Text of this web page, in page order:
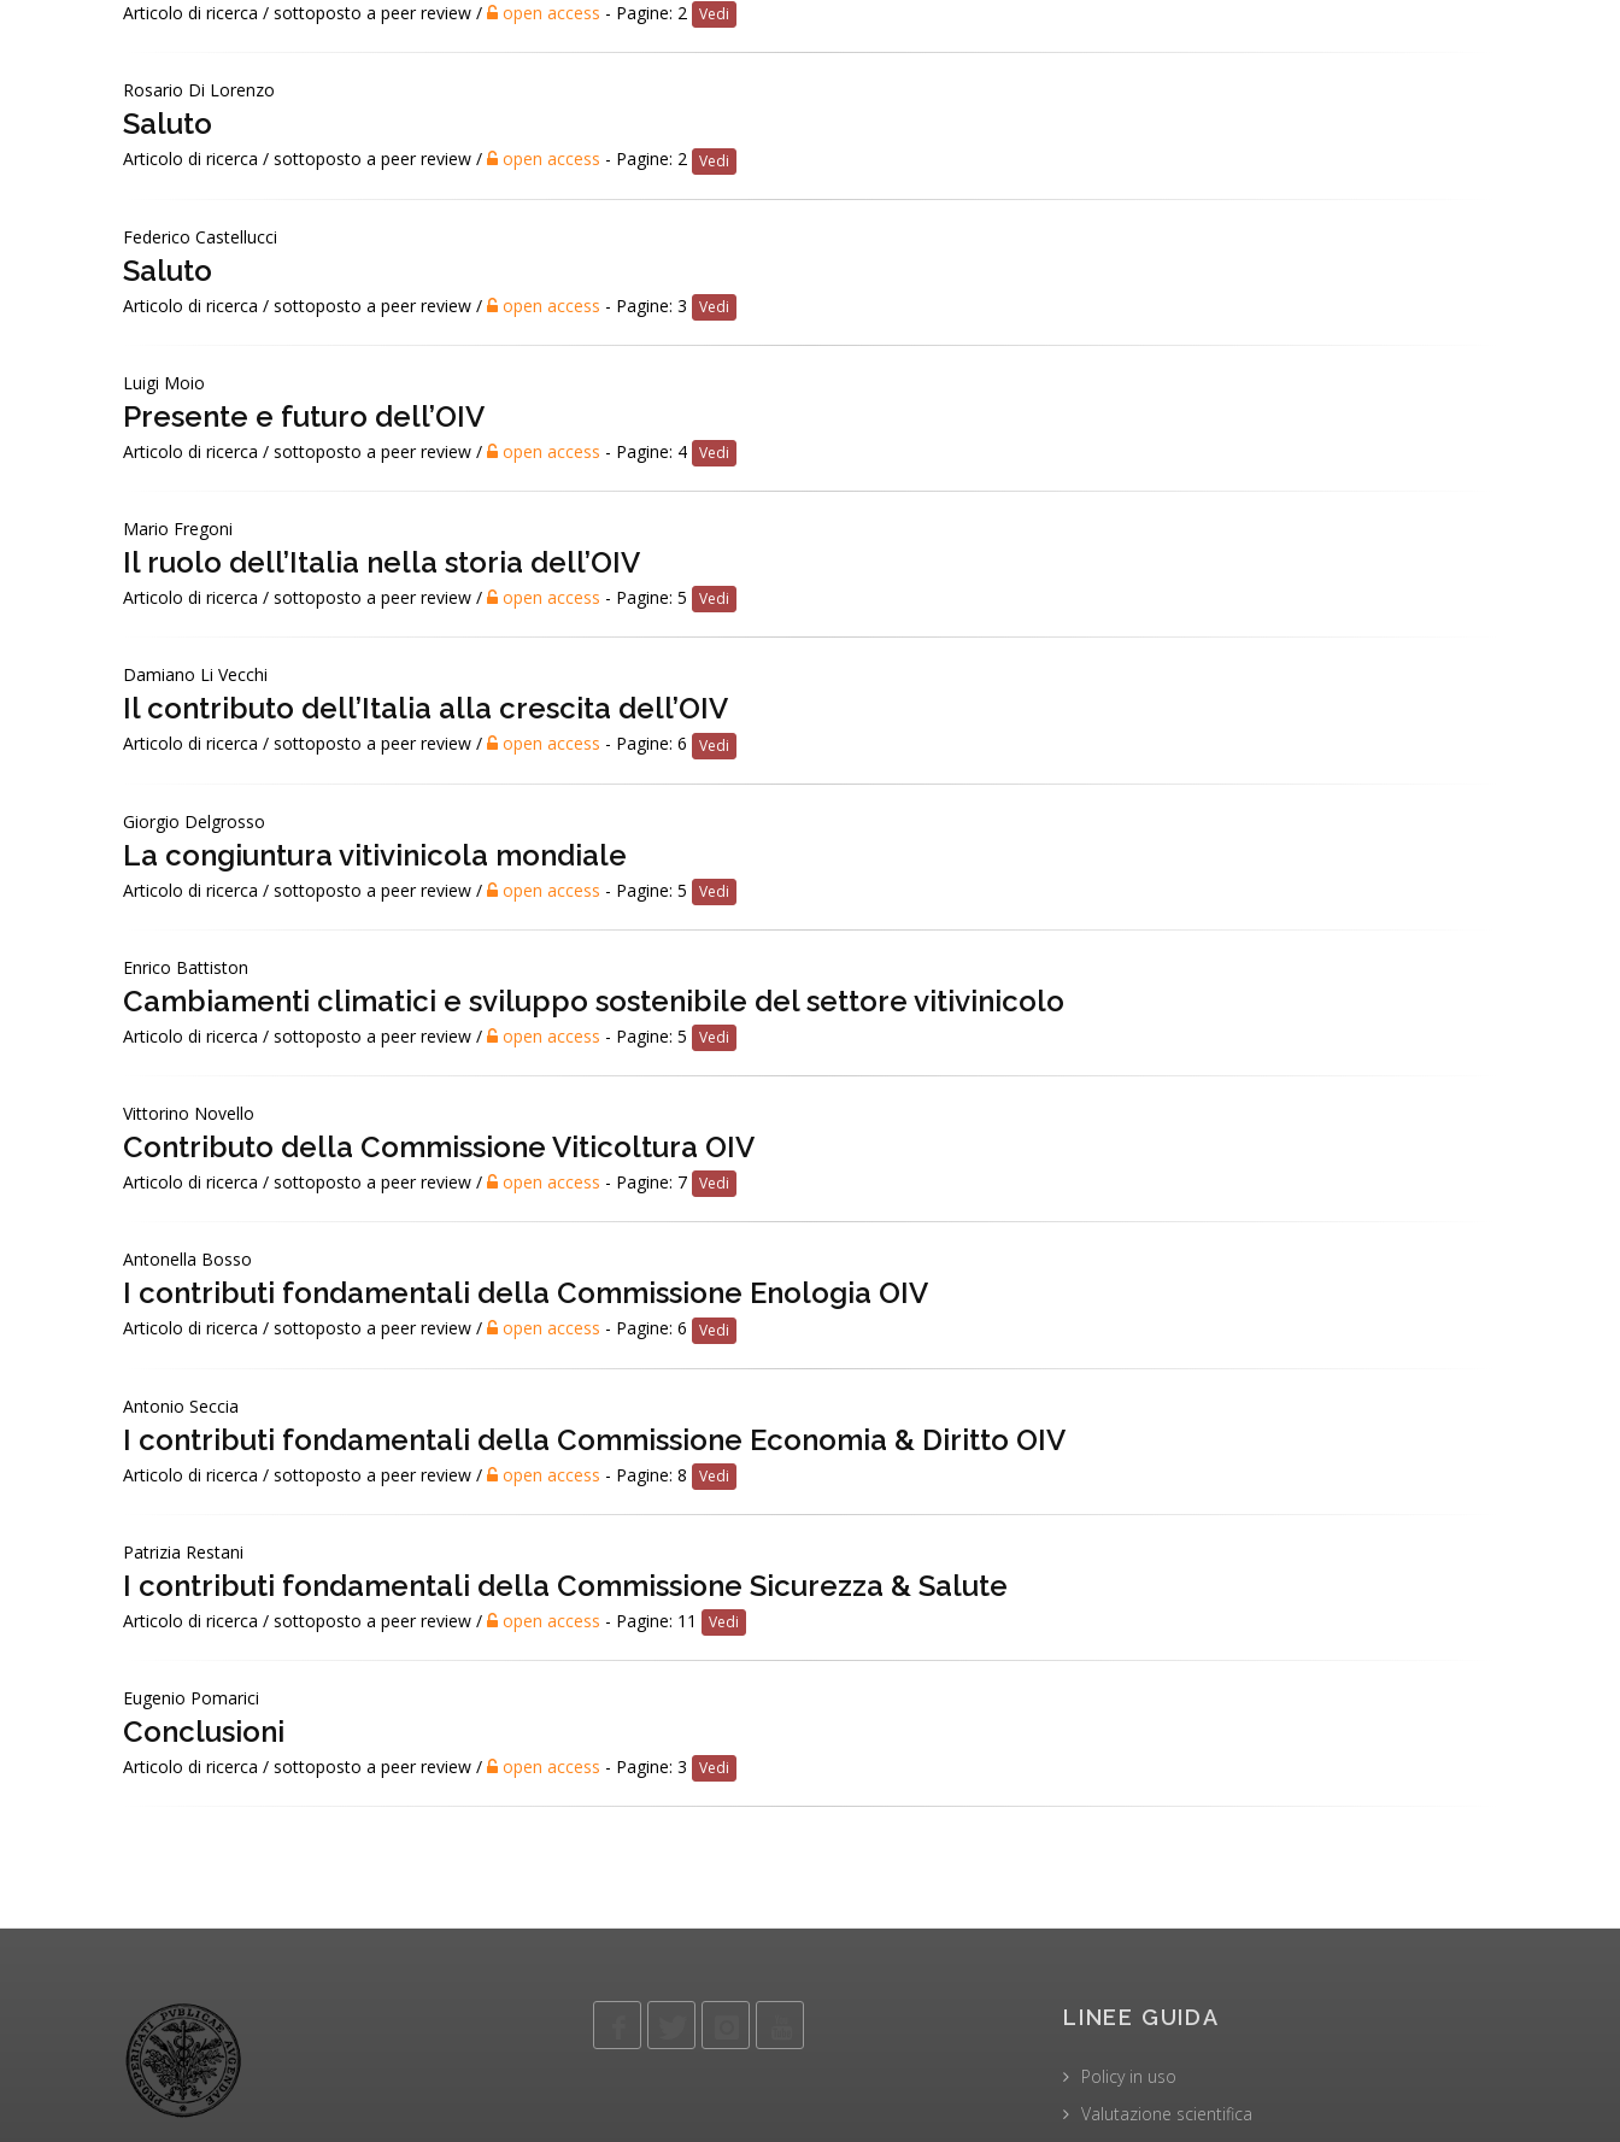
Articolo di ricerca / sottoposto a peer review / open access - Pagine: 2 Vedi
Rosario Di Lorenzo
Saluto
Articolo di ricerca / sottoposto a peer review / open access - Pagine: 2 Vedi
Federico Castellucci
Saluto
Articolo di ricerca / sottoposto a peer review / open access - Pagine: 3 Vedi
Luigi Moio
Presente e futuro dell’OIV
Articolo di ricerca / sottoposto a peer review / open access - Pagine: 4 Vedi
Mario Fregoni
Il ruolo dell’Italia nella storia dell’OIV
Articolo di ricerca / sottoposto a peer review / open access - Pagine: 5 Vedi
Damiano Li Vecchi
Il contributo dell’Italia alla crescita dell’OIV
Articolo di ricerca / sottoposto a peer review / open access - Pagine: 6 Vedi
Giorgio Delgrosso
La congiuntura vitivinicola mondiale
Articolo di ricerca / sottoposto a peer review / open access - Pagine: 5 Vedi
Enrico Battiston
Cambiamenti climatici e sviluppo sostenibile del settore vitivinicolo
Articolo di ricerca / sottoposto a peer review / open access - Pagine: 5 Vedi
Vittorino Novello
Contributo della Commissione Viticoltura OIV
Articolo di ricerca / sottoposto a peer review / open access - Pagine: 7 Vedi
Antonella Bosso
I contributi fondamentali della Commissione Enologia OIV
Articolo di ricerca / sottoposto a peer review / open access - Pagine: 6 Vedi
Antonio Seccia
I contributi fondamentali della Commissione Economia & Diritto OIV
Articolo di ricerca / sottoposto a peer review / open access - Pagine: 8 Vedi
Patrizia Restani
I contributi fondamentali della Commissione Sicurezza & Salute
Articolo di ricerca / sottoposto a peer review / open access - Pagine: 11 Vedi
Eugenio Pomarici
Conclusioni
Articolo di ricerca / sottoposto a peer review / open access - Pagine: 3 Vedi
LINEE GUIDA
Policy in uso
Valutazione scientifica